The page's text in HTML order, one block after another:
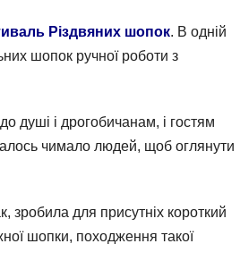
Різдвяних шопок. В одній
шопок ручної роботи з
душі і дрогобичанам, і гостям
чимало людей, щоб оглянути
зробила для присутніх короткий
шопки, походження такої